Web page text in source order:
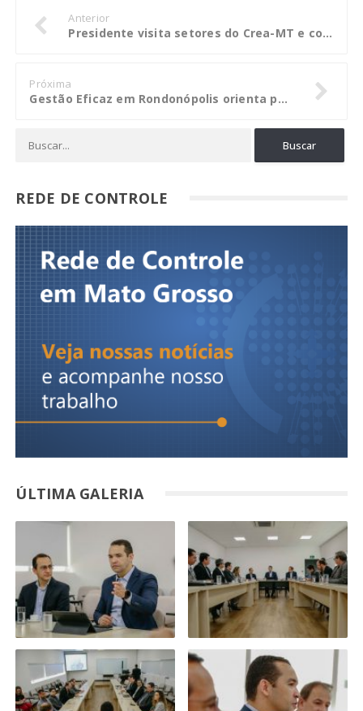
Anterior
Presidente visita setores do Crea-MT e conversa com servidores
Próxima
Gestão Eficaz em Rondonópolis orienta para o equilíbrio das contas públicas
REDE DE CONTROLE
ÚLTIMA GALERIA